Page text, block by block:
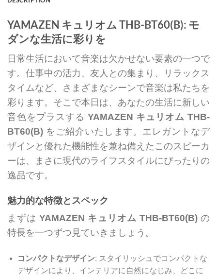
YAMAZEN キュリオム THB-BT60(B): モ
ダンな生活に彩りを
日常生活において音楽は欠かせない要素の一つで
す。仕事中の活力、友人との集まり、リラックス
タイムなど、さまざまなシーンで音楽は私たちを
彩ります。そこで本日は、あなたの生活に新しい
音色をプラスする YAMAZEN キュリオム THB-
BT60(B) をご紹介いたします。エレガントなデ
ザインと優れた機能性を兼ね備えたこのスピーカ
ーは、まさに現代のライフスタイルにぴったりの
逸品です。
魅力的な特徴とスペック
まずはYAMAZEN キュリオム THB-BT60(B)の
特長を一つずつ見ていきましょう。
コンパクトなデザイン: スタイリッシュでコンパクトな
デザインにより、インテリアに自然になじみ、どこに